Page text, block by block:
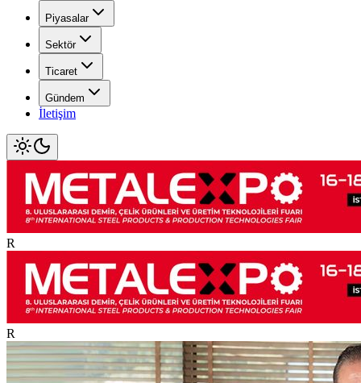
Piyasalar
Sektör
Ticaret
Gündem
İletişim
R
R